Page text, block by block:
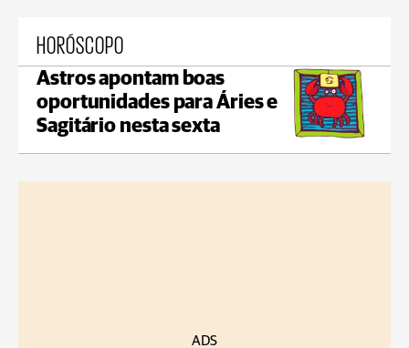
HORÓSCOPO
Astros apontam boas
oportunidades para Áries e
Sagitário nesta sexta
ADS